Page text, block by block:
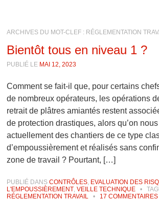
ARCHIVES DU MOT-CLEF : RÉGLEMENTATION
Bientôt tous en niveau 1 ?
PUBLIÉ LE MAI 12, 2023
Comment se fait-il que, pour certains
de nombreux opérateurs, les opérations
retrait de plâtres amiantés restent
de protection drastiques, alors qu’on
actuellement des chantiers de ce type
d’empoussièrement et réalisés sans
zone de travail ? Pourtant, […]
PUBLIÉ DANSCONTRÔLES EVALUATION DES
L'EMPOUSSIÈREMENT ,VEILLE TECHNIQUE •
RÉGLEMENTATION TRAVAIL
• 17 COMMENTAIRES